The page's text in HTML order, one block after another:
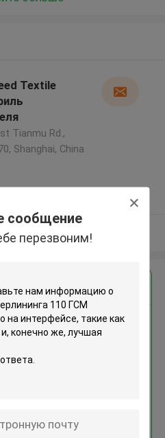
сообщение
перезвоним!
Textile
Tianmu Rd.,
Shanghai, China
больше
цену для
интерлининга 110
железо на